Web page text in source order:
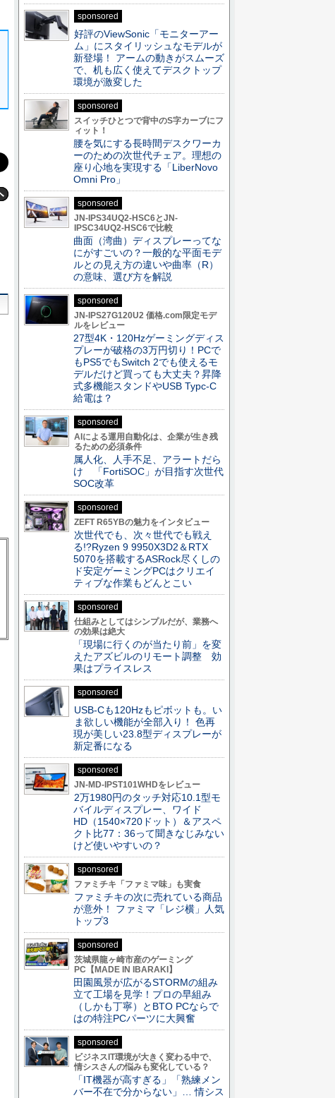
sponsored
好評のViewSonic「モニターアー
ム」にスタイリッシュなモデルが
新登場！ アームの動きがスムーズ
で、机も広く使えてデスクトップ
環境が激変した
sponsored
スイッチひとつで背中のS字カーブにフ
ィット！
腰を気にする長時間デスクワーカ
ーのための次世代チェア。理想の
座り心地を実現する「LiberNovo
Omni Pro」
sponsored
JN-IPS34UQ2-HSC6とJN-
IPSC34UQ2-HSC6で比較
曲面（湾曲）ディスプレーってな
にがすごいの？一般的な平面モデ
ルとの見え方の違いや曲率（R）
の意味、選び方を解説
sponsored
JN-IPS27G120U2 価格.com限定モデ
ルをレビュー
27型4K・120Hzゲーミングディス
プレーが破格の3万円切り！PCで
もPS5でもSwitch 2でも使えるモ
デルだけど買っても大丈夫？昇降
式多機能スタンドやUSB Typc-C
給電は？
sponsored
AIによる運用自動化は、企業が生き残
るための必須条件
属人化、人手不足、アラートだら
け 「FortiSOC」が目指す次世代
SOC改革
sponsored
ZEFT R65YBの魅力をインタビュー
次世代でも、次々世代でも戦え
る!?Ryzen 9 9950X3D2＆RTX
5070を搭載するASRock尽くしの
ド安定ゲーミングPCはクリエイ
ティブな作業もどんとこい
sponsored
仕組みとしてはシンプルだが、業務へ
の効果は絶大
「現場に行くのが当たり前」を変
えたアズビルのリモート調整 効
果はプライスレス
sponsored
USB-Cも120Hzもピボットも。い
ま欲しい機能が全部入り！ 色再
現が美しい23.8型ディスプレーが
新定番になる
sponsored
JN-MD-IPST101WHDをレビュー
2万1980円のタッチ対応10.1型モ
バイルディスプレー、ワイド
HD（1540×720ドット）＆アスペ
クト比77：36って聞きなじみない
けど使いやすいの？
sponsored
ファミチキ「ファミマ味」も実食
ファミチキの次に売れている商品
が意外！ ファミマ「レジ横」人気
トップ3
sponsored
茨城県龍ヶ崎市産のゲーミング
PC【MADE IN IBARAKI】
田園風景が広がるSTORMの組み
立て工場を見学！プロの早組み
（しかも丁寧）とBTO PCならで
はの特注PCパーツに大興奮
sponsored
ビジネスIT環境が大きく変わる中で、
情シスさんの悩みも変化している？
「IT機器が高すぎる」「熟練メン
バー不在で分からない」… 情シス